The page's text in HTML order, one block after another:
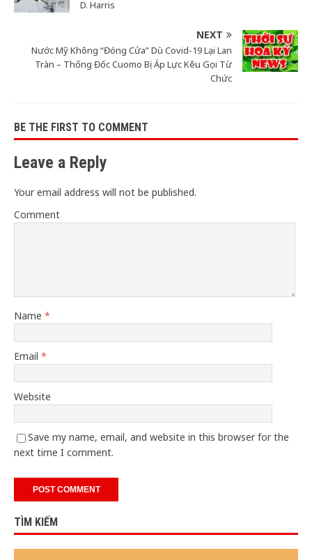
D. Harris
NEXT
Nước Mỹ Không “Đóng Cửa” Dù Covid-19 Lại Lan
Tràn – Thống Đốc Cuomo Bị Áp Lực Kêu Gọi Từ
Chức
BE THE FIRST TO COMMENT
Leave a Reply
Your email address will not be published.
Comment
Name *
Email *
Website
Save my name, email, and website in this browser for the
next time I comment.
TÌM KIẾM